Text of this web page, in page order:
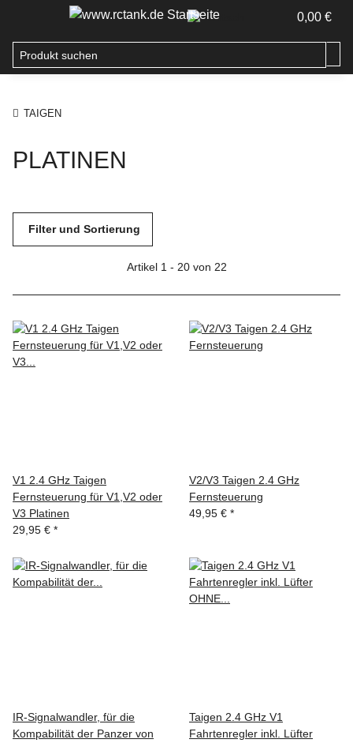
0,00 €
TAIGEN
PLATINEN
Filter und Sortierung
Artikel 1 - 20 von 22
V1 2.4 GHz Taigen
Fernsteuerung für V1,V2 oder
V3 Platinen
29,95 € *
V2/V3 Taigen 2.4 GHz
Fernsteuerung
49,95 € *
IR-Signalwandler, für die
Kompabilität der Panzer von
Taigen 2.4 GHz V1
Fahrtenregler inkl. Lüfter